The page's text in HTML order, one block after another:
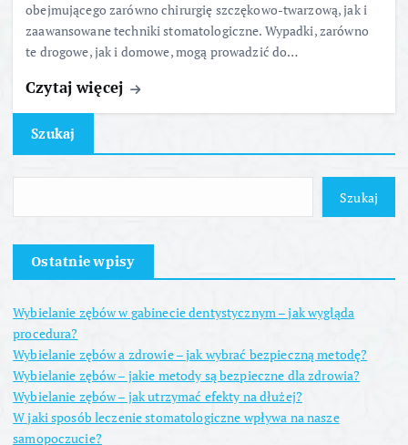
obejmującego zarówno chirurgię szczękowo-twarzową, jak i
zaawansowane techniki stomatologiczne. Wypadki, zarówno
te drogowe, jak i domowe, mogą prowadzić do…
Czytaj więcej
Szukaj
Szukaj
Ostatnie wpisy
Wybielanie zębów w gabinecie dentystycznym – jak wygląda
procedura?
Wybielanie zębów a zdrowie – jak wybrać bezpieczną metodę?
Wybielanie zębów – jakie metody są bezpieczne dla zdrowia?
Wybielanie zębów – jak utrzymać efekty na dłużej?
W jaki sposób leczenie stomatologiczne wpływa na nasze
samopoczucie?